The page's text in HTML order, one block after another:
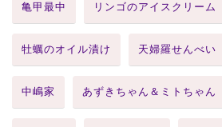
亀甲最中 リンゴのアイスクリーム
牡蠣のオイル漬け 天婦羅せんべい
中嶋家 あずきちゃん＆ミトちゃん